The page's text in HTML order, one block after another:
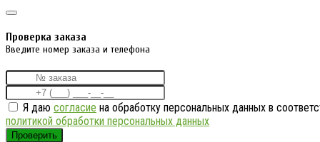
Проверка заказа
Введите номер заказа и телефона
Я даю согласие на обработку персональных данных в
политикой обработки персональных данных
Проверить